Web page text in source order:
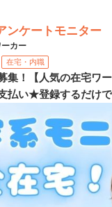
ンケートモニター
カー
在宅・内職
集！【人気の在宅ワ
払い★登録するだけ